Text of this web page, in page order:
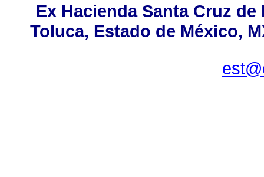
Ex Hacienda Santa Cruz
Toluca, Estado de México,